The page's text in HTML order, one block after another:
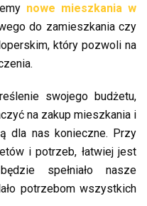
nowe mieszkania w
do zamieszkania czy
który pozwoli na
swojego budżetu,
na zakup mieszkania i
dla nas konieczne. Przy
i potrzeb, łatwiej jest
spełniało nasze
potrzebom wszystkich